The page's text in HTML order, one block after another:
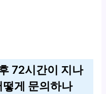
72시간이 지나
떻게 문의하나